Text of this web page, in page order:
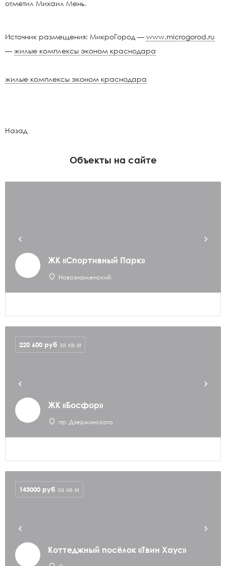
отметил Михаил Мень.
Источник размещения: МикроГород — www.microgorod.ru
— жилые комплексы эконом краснодара
жилые комплексы эконом краснодара
Назад
Объекты на сайте
ЖК «Спортивный Парк»
Новознаменский
ЖК «Босфор»
пр. Дзержинского
220 600 руб за кв.м
Коттеджный посёлок «Твин Хаус»
143000 руб за кв.м